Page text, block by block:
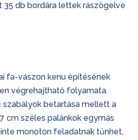
35 db bordára lettek rászögelve
fa-vászon kenu építésének
végrehajtható folyamata.
betartása mellett a
cm széles palánkok egymás
monoton feladatnak tűnhet,